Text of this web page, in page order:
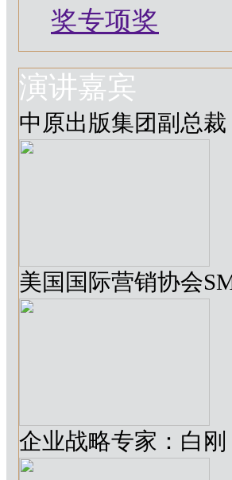
奖专项奖
演讲嘉宾
中原出版集团副总
美国国际营销协会
企业战略专家：白刚